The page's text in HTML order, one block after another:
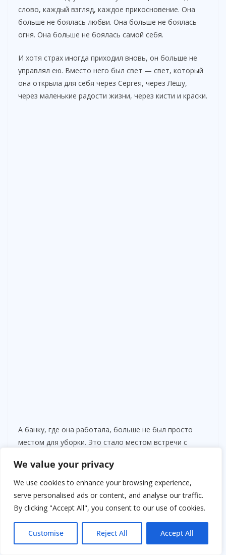
We value your privacy
We use cookies to enhance your browsing experience,
serve personalised ads or content, and analyse our traffic.
By clicking "Accept All", you consent to our use of cookies.
Customise Reject All Accept All
слово, каждый взгляд, каждое прикосновение. Она
больше не боялась любви. Она больше не боялась
огня. Она больше не боялась самой себя.
И хотя страх иногда приходил вновь, он больше не
управлял ею. Вместо него был свет — свет, который
она открыла для себя через Сергея, через Лёшу,
через маленькие радости жизни, через кисти и краски.
А банку, где она работала, больше не был просто
местом для уборки. Это стало местом встречи с
восстанавливала свой голос. Каждый день она
открывала дверь и говорила: «Доброе утро», — и
слышала в ответ улыбки и теплоту.
Так медленно, шаг за шагом, Аля вернула себе жизнь,
которая казалась потерянной навсегда. И каждое
новое слово, каждый новый взгляд, каждое новое